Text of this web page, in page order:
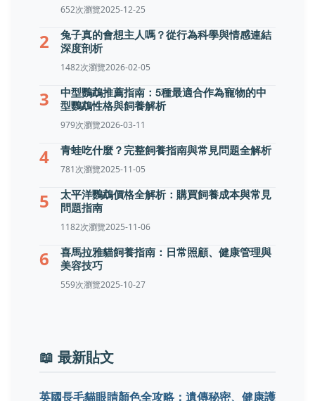
652次瀏覽2025-12-25
2
兔子真的會想主人嗎？從行為科學與情感連結
深度剖析
1482次瀏覽2026-02-05
3
中型鸚鵡推薦指南：5種最適合作為寵物的中
型鸚鵡性格與飼養解析
979次瀏覽2026-03-11
4 青蛙吃什麼？完整飼養指南與常見問題全解析
781次瀏覽2025-11-05
5
太平洋鸚鵡價格全解析：購買飼養成本與常見
問題指南
1182次瀏覽2025-11-06
6
喜馬拉雅貓飼養指南：日常照顧、健康管理與
美容技巧
559次瀏覽2025-10-27
📖 最新貼文
英國長毛貓眼睛顏色全攻略：遺傳秘密、健康護